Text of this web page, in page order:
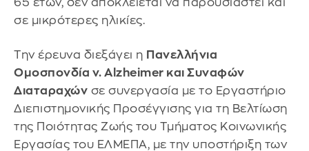
65 ετών, δεν αποκλείεται να παρουσιαστεί και
σε μικρότερες ηλικίες.
Την έρευνα διεξάγει η Πανελλήνια
Ομοσπονδία ν. Alzheimer και Συναφών
Διαταραχών σε συνεργασία με το Εργαστήριο
Διεπιστημονικής Προσέγγισης για τη Βελτίωση
της Ποιότητας Ζωής του Τμήματος Κοινωνικής
Εργασίας του ΕΛΜΕΠΑ, με την υποστήριξη των